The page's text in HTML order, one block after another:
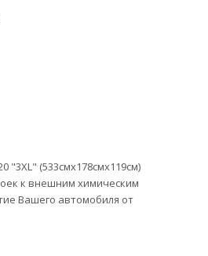
"3XL" (533смх178смх119см)
к внешним химическим
Вашего автомобиля от